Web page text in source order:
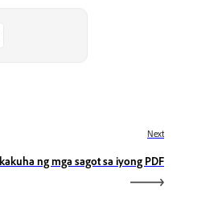
Next
ng mga sagot sa iyong PDF